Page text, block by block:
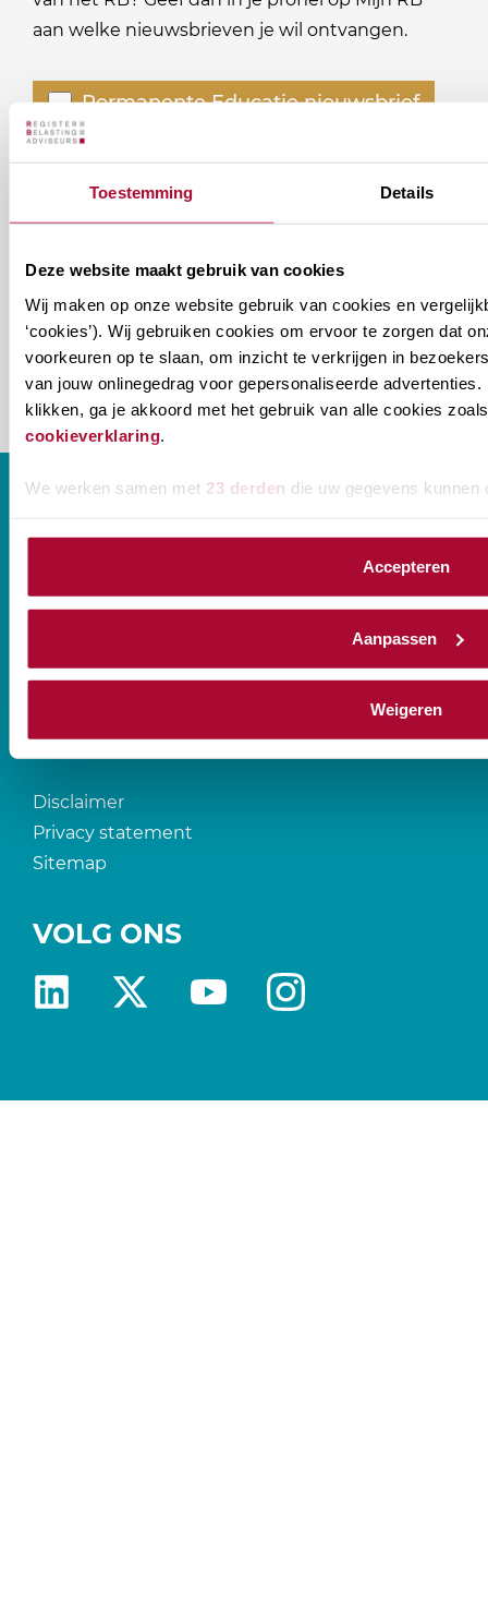
Toestemming Details
Deze website maakt gebruik van cookies
Wij maken op onze website gebruik van cookies en
‘cookies’). Wij gebruiken cookies om ervoor te zorgen dat
voorkeuren op te slaan, om inzicht te verkrijgen in
van jouw onlinegedrag voor gepersonaliseerde advertenties.
klikken, ga je akkoord met het gebruik van alle cookies
cookieverklaring
We werken samen met 23 derden die uw gegevens kunnen
Accepteren
Aanpassen
Weigeren
aan welke nieuwsbrieven je wil ontvangen.
E-mailadres*
Welke
nieuwsbrieven
willen
Permanente Educatie nieuwsbrief
Verenigingsnieuws
2595 BM Den Haag
Disclaimer
Privacy statement
Sitemap
VOLG ONS